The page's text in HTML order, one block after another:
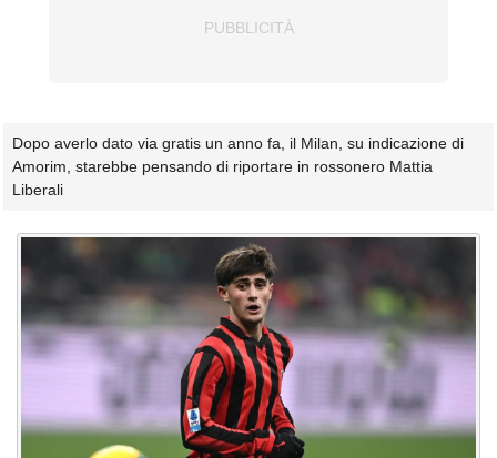
Dopo averlo dato via gratis un anno fa, il Milan, su indicazione di
Amorim, starebbe pensando di riportare in rossonero Mattia
Liberali